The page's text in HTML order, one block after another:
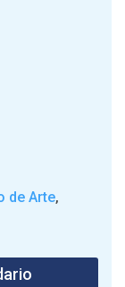
de Arte,